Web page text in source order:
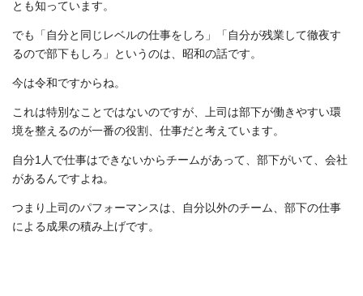
とも知っています。
でも「自分と同じレベルの仕事をしろ」「自分が残業して徹夜す
るので部下もしろ」というのは、昭和の話です。
今は令和ですからね。
これは特別なことではないのですが、上司は部下が働きやすい環
境を整えるのが一番の役割、仕事だと考えています。
自分1人で仕事はできないからチームがあって、部下がいて、会社
があるんですよね。
つまり上司のパフォーマンスは、自分以外のチーム、部下の仕事
による成果の積み上げです。